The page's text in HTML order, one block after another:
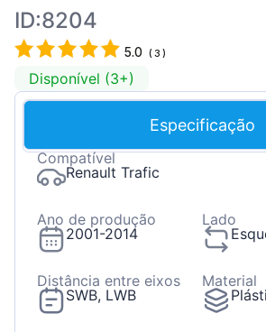
ID:8204
5.0 (3 )
Disponível (3+)
Especificação
Compatível
Renault Trafic
Ano de produção
2001-2014
Lado
Distância entre eixos
SWB, LWB
Material